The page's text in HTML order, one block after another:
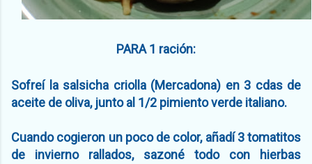
PARA 1 ración:
Sofreí la salsicha criolla (Mercadona) en 3 cdas de
aceite de oliva, junto al 1/2 pimiento verde italiano.
Cuando cogieron un poco de color, añadí 3 tomatitos
de invierno rallados, sazoné todo con hierbas